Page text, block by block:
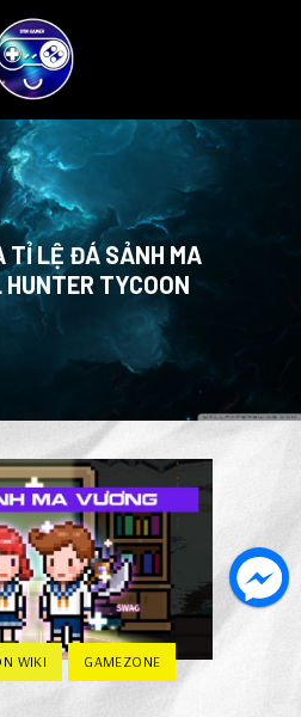
TỈ LỆ ĐÁ SẢNH MA
HUNTER TYCOON
WIKI GAMEZONE